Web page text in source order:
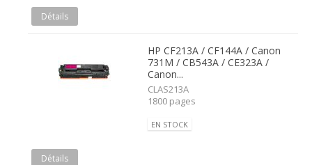
Détails
HP CF213A / CF144A / Canon
731M / CB543A / CE323A /
Canon...
CLAS213A
1800 pages
EN STOCK
Détails